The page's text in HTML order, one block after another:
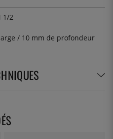
1/2
/ 10 mm de profondeur